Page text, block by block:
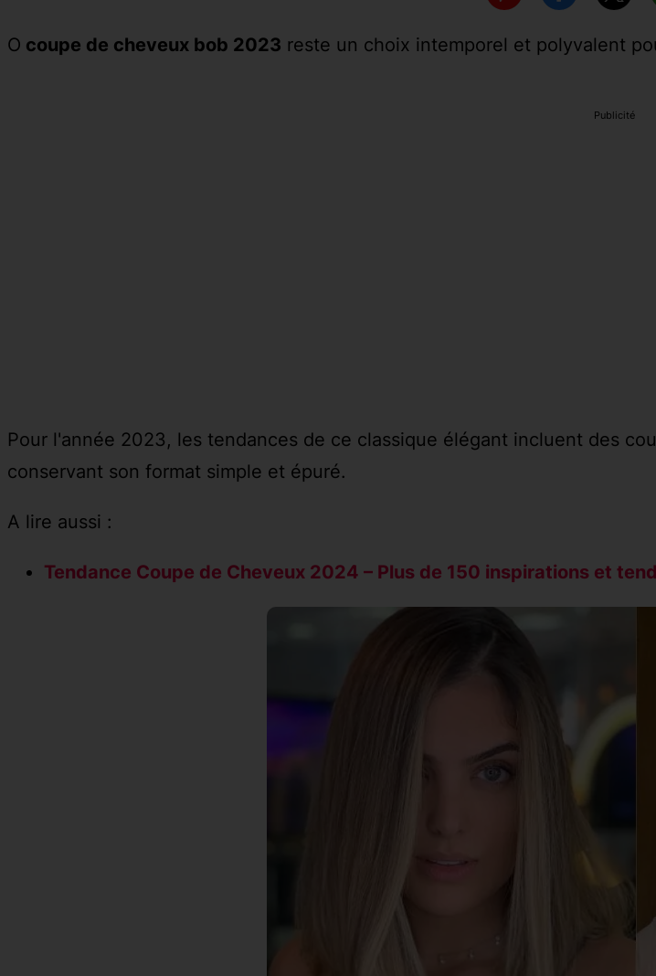
O coupe de cheveux bob 2023 reste un choix intemporel et polyvalent
Publicité
Pour l'année 2023, les tendances de ce classique élégant incluent des
conservant son format simple et épuré.
A lire aussi :
Tendance Coupe de Cheveux 2024 – Plus de 150 inspirations et